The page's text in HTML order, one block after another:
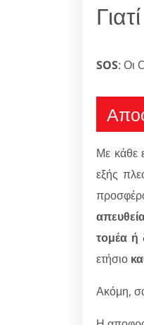
SOS: Οι
Με κάθε
εξής
τομέα ή
ετήσιο
Ακόμη,